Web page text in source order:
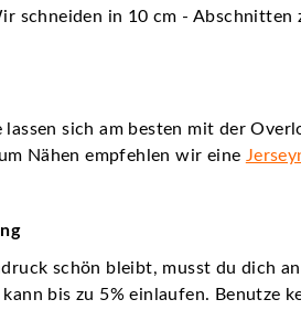
schneiden in 10 cm - Abschnitten
lassen sich am besten mit der
Nähen empfehlen wir eine
schön bleibt, musst du dich
kann bis zu 5% einlaufen.